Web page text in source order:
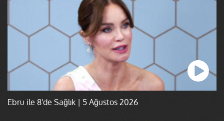
Ebru ile 8'de Sağlık | 5 Ağustos 2026